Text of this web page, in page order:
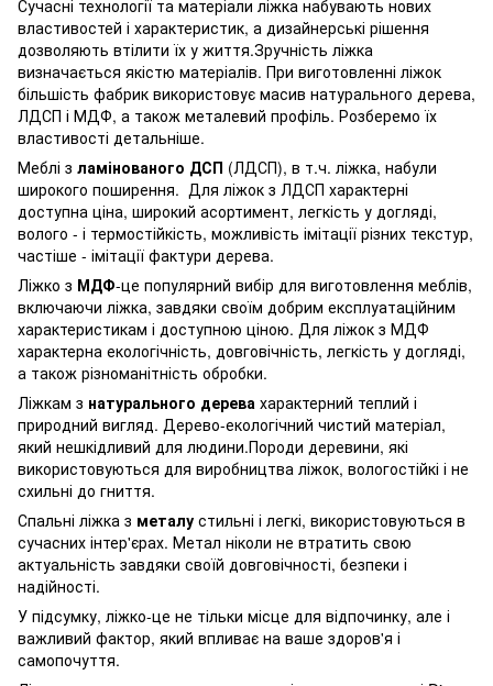
Сучасні технології та матеріали ліжка набувають нових
властивостей і характеристик, а дизайнерські рішення
дозволяють втілити їх у життя.Зручність ліжка
визначається якістю матеріалів. При виготовленні ліжок
більшість фабрик використовує масив натурального дерева,
ЛДСП і МДФ, а також металевий профіль. Розберемо їх
властивості детальніше.
Меблі з ламінованого ДСП (ЛДСП), в т.ч. ліжка, набули
широкого поширення. Для ліжок з ЛДСП характерні
доступна ціна, широкий асортимент, легкість у догляді,
волого - і термостійкість, можливість імітації різних текстур,
частіше - імітації фактури дерева.
Ліжко з МДФ-це популярний вибір для виготовлення меблів,
включаючи ліжка, завдяки своїм добрим експлуатаційним
характеристикам і доступною ціною. Для ліжок з МДФ
характерна екологічність, довговічність, легкість у догляді,
а також різноманітність обробки.
Ліжкам з натурального дерева характерний теплий і
природний вигляд. Дерево-екологічний чистий матеріал,
який нешкідливий для людини.Породи деревини, які
використовуються для виробництва ліжок, вологостійкі і не
схильні до гниття.
Спальні ліжка з металу стильні і легкі, використовуються в
сучасних інтер'єрах. Метал ніколи не втратить свою
актуальність завдяки своїй довговічності, безпеки і
надійності.
У підсумку, ліжко-це не тільки місце для відпочинку, але і
важливий фактор, який впливає на ваше здоров'я і
самопочуття.